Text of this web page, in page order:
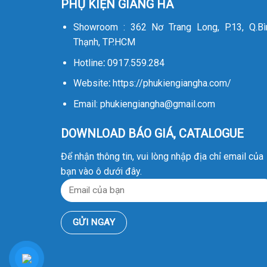
PHỤ KIỆN GIANG HÀ
Showroom : 362 Nơ Trang Long, P.13,
Thạnh, TP.HCM
Hotline:0917.559.284
Website: https://phukiengiangha.com/
Email: phukiengiangha@gmail.com
DOWNLOAD BÁO GIÁ, CATALOGUE
Để nhận thông tin, vui lòng nhập địa chỉ email của
bạn vào ô dưới đây.